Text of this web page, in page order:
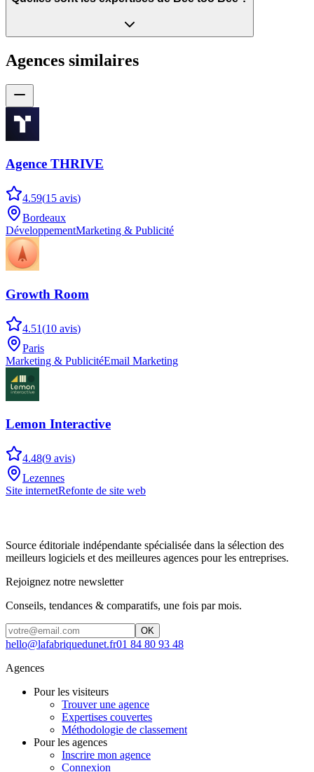
Agences similaires
Agence THRIVE
4.59(15 avis)
Bordeaux
DéveloppementMarketing & Publicité
Growth Room
4.51(10 avis)
Paris
Marketing & PublicitéEmail Marketing
Lemon Interactive
4.48(9 avis)
Lezennes
Site internetRefonte de site web
Source éditoriale indépendante spécialisée dans la sélection des
meilleurs logiciels et des meilleures agences pour les entreprises.
Rejoignez notre newsletter
Conseils, tendances & comparatifs, une fois par mois.
OK
hello@lafabriquedunet.fr01 84 80 93 48
Agences
Pour les visiteurs
Trouver une agence
Expertises couvertes
Méthodologie de classement
Pour les agences
Inscrire mon agence
Connexion